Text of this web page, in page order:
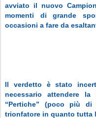
avviato il nuovo
momenti di grande
occasioni a fare da
Il verdetto è stato
necessario attendere
“Pertiche” (poco più
trionfatore in quanto tutta